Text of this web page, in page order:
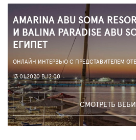
AMARINA ABU SOMA
И BALINA PARADISE ABU
ЕГИПЕТ
ОНЛАЙН ИНТЕРВЬЮ С ПРЕДСТАВИТЕЛЕМ
13.01.2020 В 12:00
СМОТРЕТЬ